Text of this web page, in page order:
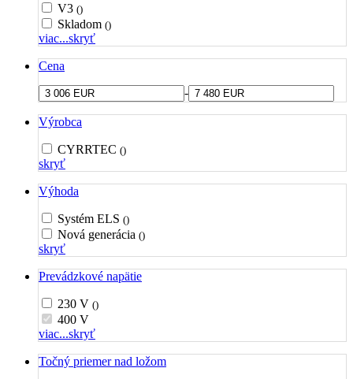
V3 ()
Skladom ()
viac...skryť
Cena
-
Výrobca
CYRRTEC ()
skryť
Výhoda
Systém ELS ()
Nová generácia ()
skryť
Prevádzkové napätie
230 V ()
400 V
viac...skryť
Točný priemer nad ložom